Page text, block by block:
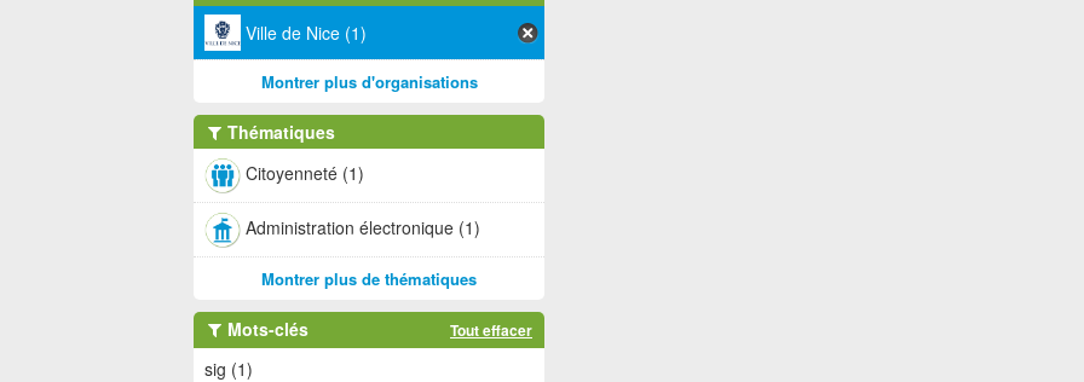
Ville de Nice (1)
Montrer plus d'organisations
Thématiques
Citoyenneté (1)
Administration électronique (1)
Montrer plus de thématiques
Mots-clés Tout effacer
sig (1)